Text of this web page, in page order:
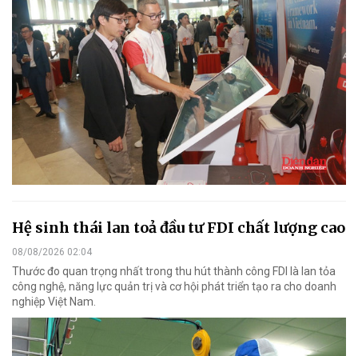
Hệ sinh thái lan toả đầu tư FDI chất lượng cao
08/08/2026 02:04
Thước đo quan trọng nhất trong thu hút thành công FDI là lan tỏa
công nghệ, năng lực quản trị và cơ hội phát triển tạo ra cho doanh
nghiệp Việt Nam.